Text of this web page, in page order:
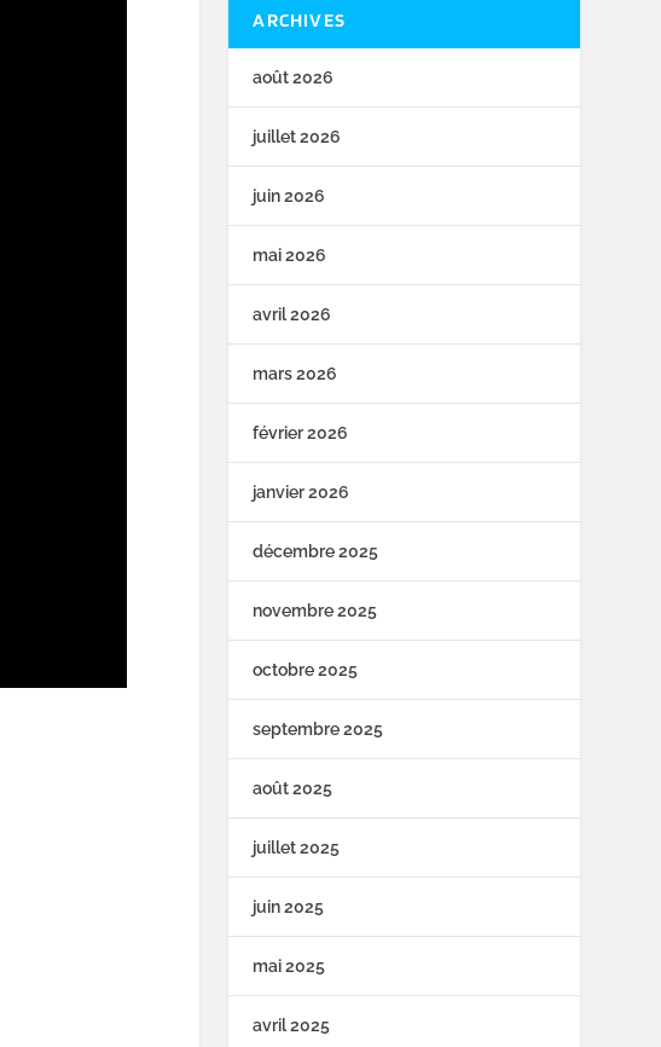
ARCHIVES
août 2026
juillet 2026
juin 2026
mai 2026
avril 2026
mars 2026
février 2026
janvier 2026
décembre 2025
novembre 2025
octobre 2025
septembre 2025
août 2025
juillet 2025
juin 2025
mai 2025
avril 2025